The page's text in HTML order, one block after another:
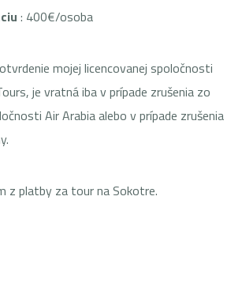
: 400€/osoba
mojej licencovanej spoločnosti
je vratná iba v prípade zrušenia zo
Air Arabia alebo v prípade zrušenia
z platby za tour na Sokotre.